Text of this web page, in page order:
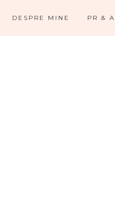
DESPRE MINE PR &